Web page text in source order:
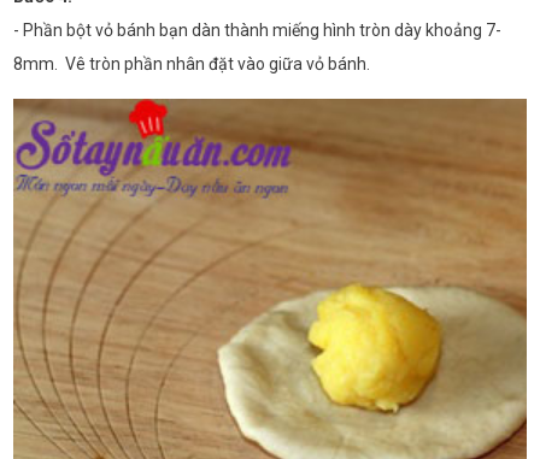
- Phần bột vỏ bánh bạn dàn thành miếng hình tròn dày khoảng 7-
8mm. Vê tròn phần nhân đặt vào giữa vỏ bánh.